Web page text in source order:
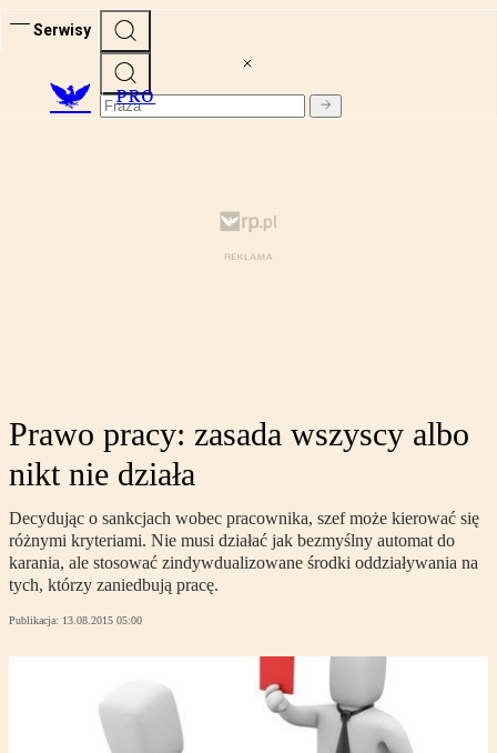
Serwisy
PRO
Prawo pracy: zasada wszyscy albo
nikt nie działa
Decydując o sankcjach wobec pracownika, szef może kierować się
różnymi kryteriami. Nie musi działać jak bezmyślny automat do
karania, ale stosować zindywdualizowane środki oddziaływania na
tych, którzy zaniedbują pracę.
Publikacja: 13.08.2015 05:00